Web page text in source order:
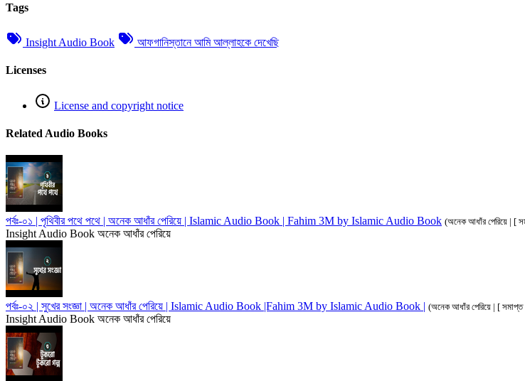
Tags
Insight Audio Book আফগানিস্তানে আমি আল্লাহকে দেখেছি
Licenses
License and copyright notice
Related Audio Books
পর্বঃ-০১ | পৃথিবীর পথে পথে | অনেক আধাঁর পেরিয়ে | Islamic Audio Book | Fahim 3M by Islamic Audio Book (অনেক আধাঁর পেরিয়ে | [
Insight Audio Book অনেক আধাঁর পেরিয়ে
পর্বঃ-০২ | সুখের সংজ্ঞা | অনেক আধাঁর পেরিয়ে | Islamic Audio Book |Fahim 3M by Islamic Audio Book | (অনেক আধাঁর পেরিয়ে | [
Insight Audio Book অনেক আধাঁর পেরিয়ে